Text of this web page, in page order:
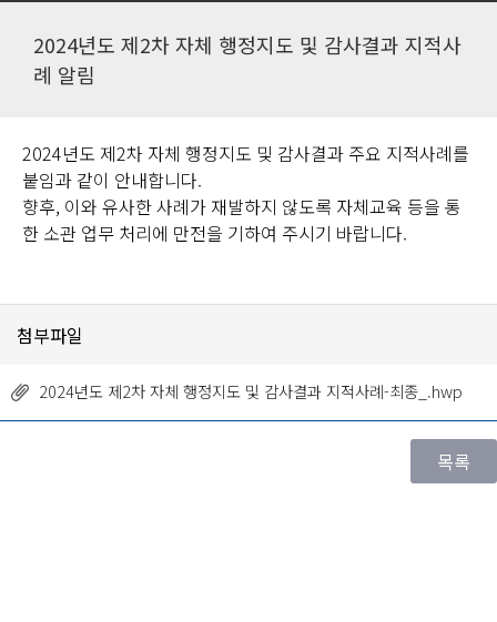
2024년도 제2차 자체 행정지도 및 감사결과 지적사
례 알림
2024년도 제2차 자체 행정지도 및 감사결과 주요 지적사례를
붙임과 같이 안내합니다.
향후, 이와 유사한 사례가 재발하지 않도록 자체교육 등을 통
한 소관 업무 처리에 만전을 기하여 주시기 바랍니다.
첨부파일
2024년도 제2차 자체 행정지도 및 감사결과 지적사례-최종_.hwp